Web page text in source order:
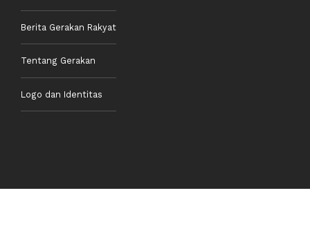
Berita Gerakan Rakyat
Tentang Gerakan
Logo dan Identitas